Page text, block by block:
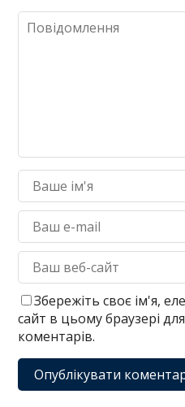
Збережіть своє ім'я,
сайт в цьому браузері
коментарів.